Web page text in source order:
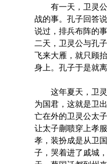
有一天，卫灵公
战的事。孔子回答
说过，排兵布阵的
二天，卫灵公与孔
飞来大雁，就只顾
身上。孔子于是就
这年夏天，卫灵
为国君，这就是卫
亡在外的卫灵公太
让太子蒯聩穿上孝
孝，装扮成是从卫
子，哭着进了戚城